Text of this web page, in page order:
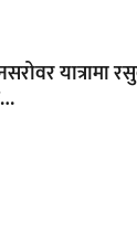
यात्रामा